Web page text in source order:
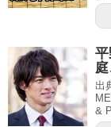
出
&